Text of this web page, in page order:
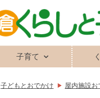
子育て
子どもとおでかけ 屋内施設